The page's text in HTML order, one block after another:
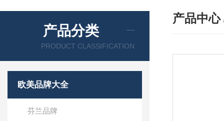
产品分类
PRODUCT CLASSIFICATION
欧美品牌大全
芬兰品牌
产品中心